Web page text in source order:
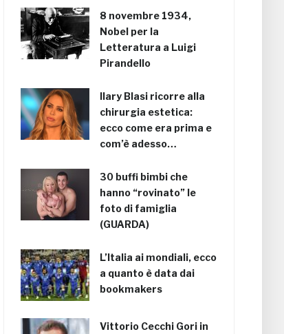
8 novembre 1934,
Nobel per la
Letteratura a Luigi
Pirandello
Ilary Blasi ricorre alla
chirurgia estetica:
ecco come era prima e
com’è adesso…
30 buffi bimbi che
hanno “rovinato” le
foto di famiglia
(GUARDA)
L’Italia ai mondiali, ecco
a quanto è data dai
bookmakers
Vittorio Cecchi Gori in